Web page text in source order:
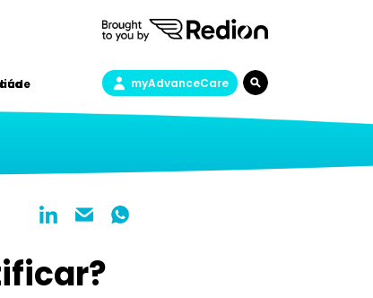
myAdvanceCare